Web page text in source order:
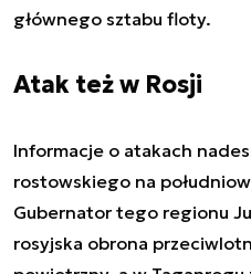
głównego sztabu floty.
Atak też w Rosji
Informacje o atakach
rostowskiego na
Gubernator tego regionu
rosyjska obrona